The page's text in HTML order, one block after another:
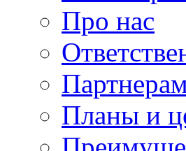
Про нас
Планы и